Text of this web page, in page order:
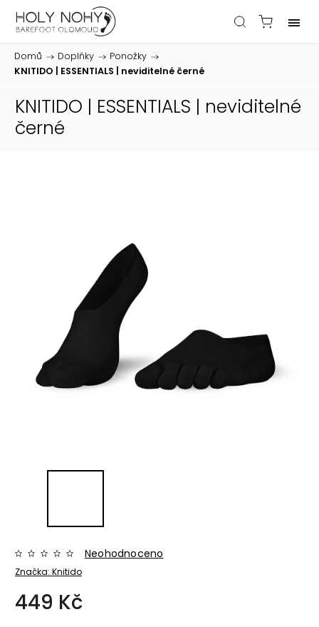
Domů / Doplňky / Ponožky /
KNITIDO | ESSENTIALS | neviditelné černé
KNITIDO | ESSENTIALS | neviditelné
černé
Značka: Knitido
Neohodnoceno
449 Kč